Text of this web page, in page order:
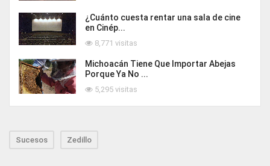
¿Cuánto cuesta rentar una sala de cine
en Cinép...
8,771 visitas
Michoacán Tiene Que Importar Abejas
Porque Ya No ...
5,295 visitas
Sucesos Zedillo